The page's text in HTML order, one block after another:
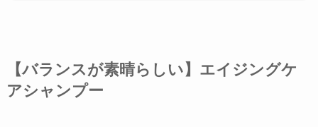
【バランスが素晴らしい】エイジングケ
アシャンプー